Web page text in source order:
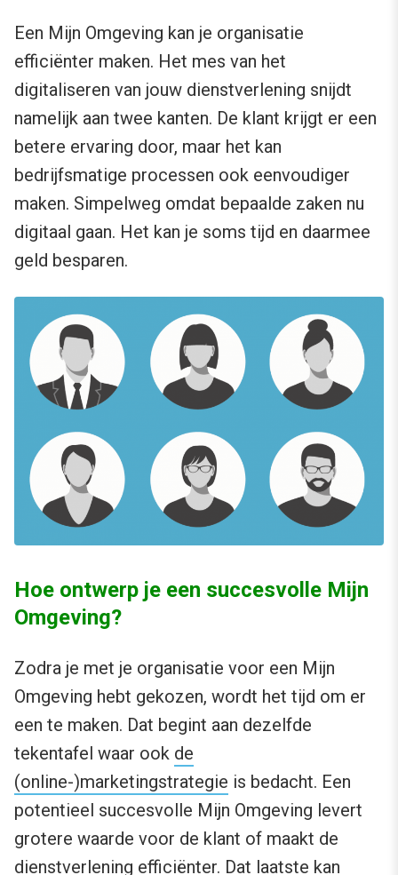
Een Mijn Omgeving kan je organisatie
efficiënter maken. Het mes van het
digitaliseren van jouw dienstverlening snijdt
namelijk aan twee kanten. De klant krijgt er een
betere ervaring door, maar het kan
bedrijfsmatige processen ook eenvoudiger
maken. Simpelweg omdat bepaalde zaken nu
digitaal gaan. Het kan je soms tijd en daarmee
geld besparen.
Hoe ontwerp je een succesvolle Mijn
Omgeving?
Zodra je met je organisatie voor een Mijn
Omgeving hebt gekozen, wordt het tijd om er
een te maken. Dat begint aan dezelfde
tekentafel waar ook de
(online-)marketingstrategie is bedacht. Een
potentieel succesvolle Mijn Omgeving levert
grotere waarde voor de klant of maakt de
dienstverlening efficiënter. Dat laatste kan